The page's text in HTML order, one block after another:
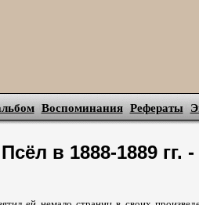
Воспоминания Рефераты
в 1888-1889 гг. -